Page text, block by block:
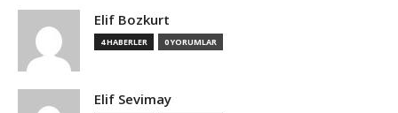
Elif Bozkurt
4 HABERLER 0 YORUMLAR
Elif Sevimay